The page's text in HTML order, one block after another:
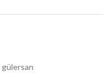
gülersan